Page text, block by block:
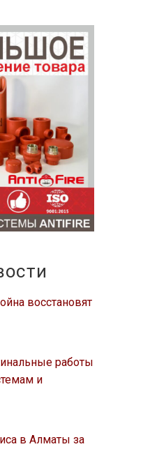
восстановят
работы
и
в Алматы за